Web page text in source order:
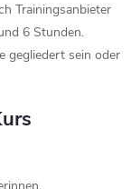
Trainingsanbieter
6 Stunden.
gegliedert sein oder